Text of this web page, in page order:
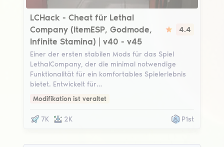
LCHack
LCHack - Cheat für Lethal
Company (ItemESP, Godmode,
Infinite Stamina) | v40 - v45
4.4
Einer der ersten stabilen Mods für das Spiel
LethalCompany, der die minimal notwendige
Funktionalität für ein komfortables Spielerlebnis
bietet. Entwickelt für…
Modifikation ist veraltet
7K 2K P1st